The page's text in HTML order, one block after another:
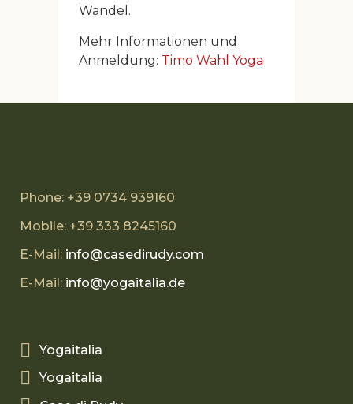
Wandel.
Mehr Informationen und
Anmeldung: Timo Wahl Yoga
Phone: +39 0734 939160
Mobile: +39 333 8245160
E-Mail: info@casedirudy.com
E-Mail: info@yogaitalia.de
Yogaitalia
Yogaitalia